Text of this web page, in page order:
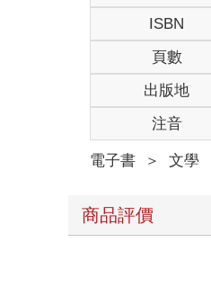
ISBN
頁數
出版地
注音
電子書 ＞ 文學
商品評價